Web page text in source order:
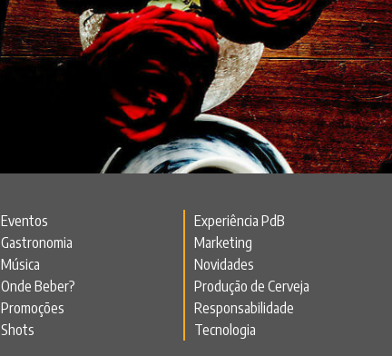
Eventos
Experiência PdB
Gastronomia
Marketing
Música
Novidades
Onde Beber?
Produção de Cerveja
Promoções
Responsabilidade
Shots
Tecnologia